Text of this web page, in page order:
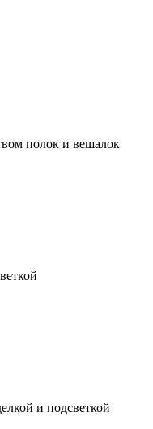
полок и вешалок
и подсветкой